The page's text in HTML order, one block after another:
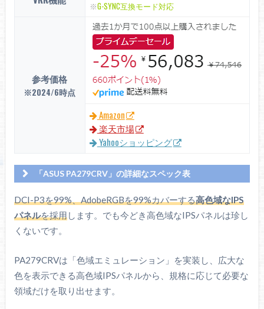
※G-SYNC互換モード対応
参考価格
※2024/6時点
Amazon
楽天市場
Yahooショッピング
「ASUS PA279CRV」の詳細なスペック表
ASUS（ProART）
PA279CRV
画面サイズ
パネル
IPS
コントラスト比
27インチ
DCI-P3を99%、AdobeRGBを99%カバーする高色域なIPS
パネルを採用します。でも今どき高色域なIPSパネルは珍し
くないです。
PA279CRVは「色域エミュレーション」を実装し、広大な
色を表示できる高色域IPSパネルから、規格に応じて必要な
領域だけを取り出せます。